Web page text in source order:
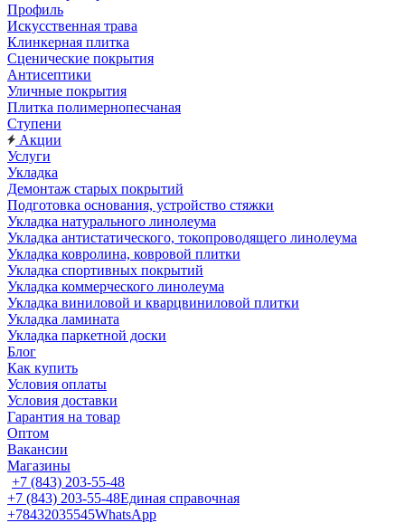
Профиль
Искусственная трава
Клинкерная плитка
Сценические покрытия
Антисептики
Уличные покрытия
Плитка полимернопесчаная
Ступени
Акции
Услуги
Укладка
Демонтаж старых покрытий
Подготовка основания, устройство стяжки
Укладка натурального линолеума
Укладка антистатического, токопроводящего линолеума
Укладка ковролина, ковровой плитки
Укладка спортивных покрытий
Укладка коммерческого линолеума
Укладка виниловой и кварцвиниловой плитки
Укладка ламината
Укладка паркетной доски
Блог
Как купить
Условия оплаты
Условия доставки
Гарантия на товар
Оптом
Вакансии
Магазины
+7 (843) 203-55-48
+7 (843) 203-55-48Единая справочная
+78432035545WhatsApp